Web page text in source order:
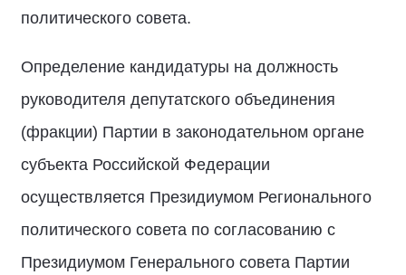
политического совета.
Определение кандидатуры на должность
руководителя депутатского объединения
(фракции) Партии в законодательном органе
субъекта Российской Федерации
осуществляется Президиумом Регионального
политического совета по согласованию с
Президиумом Генерального совета Партии